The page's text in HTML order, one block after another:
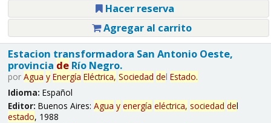
Hacer reserva
Agregar al carrito
Estacion transformadora San Antonio Oeste,
provincia deRío Negro.
por Agua y Energía Eléctrica, Sociedad del Estado.
Idioma: Español
Editor: Buenos Aires: Agua y energía eléctrica, sociedad del
estado, 1988